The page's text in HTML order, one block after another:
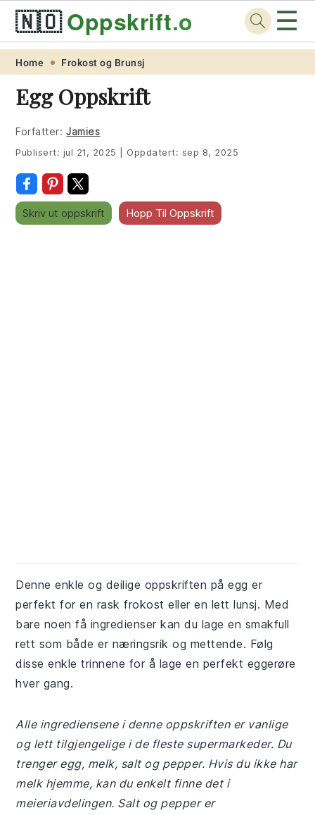
Skip
primary
navigation
Skip
main
content
Skip
primary
sidebar
Skip
footer
🇳🇴Oppskrift.org ☰
Home Frokost og Brunsj
Egg Oppskrift
Forfatter: Jamies
Publisert: jul 21, 2025 Oppdatert: sep 8, 2025
Skriv ut oppskrift Hopp Til Oppskrift
Denne enkle og deilige oppskriften på egg er
perfekt for en rask frokost eller en lett lunsj. Med
bare noen få ingredienser kan du lage en smakfull
rett som både er næringsrik og mettende. Følg
disse enkle trinnene for å lage en perfekt eggerøre
hver gang.
Alle ingrediensene i denne oppskriften er vanlige
og lett tilgjengelige i de fleste supermarkeder. Du
trenger egg, melk, salt og pepper. Hvis du ikke har
melk hjemme, kan du enkelt finne det i
meieriavdelingen. Salt og pepper er